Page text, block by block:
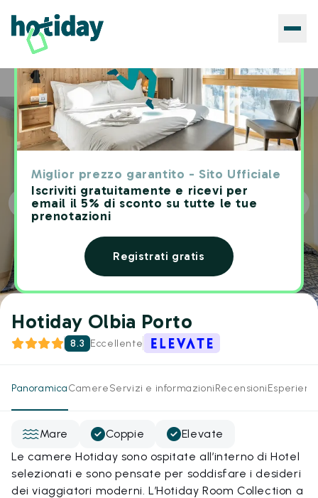
Miglior prezzo garantito - Sito Ufficiale
Iscriviti gratuitamente e ricevi per
email il 5% di sconto su tutte le tue
prenotazioni
Registrati gratis
Home Hotels Hotiday Olbia Porto
Hotiday Olbia Porto
8.3 Eccellente
PanoramicaCamereServizi e informazioniRecensioni
Mare Coppie
Elevate
Le camere Hotiday sono ospitate all’interno di Hotel
selezionati e sono pensate per soddisfare i desideri
dei viaggiatori moderni. L’Hotiday Room Collection a